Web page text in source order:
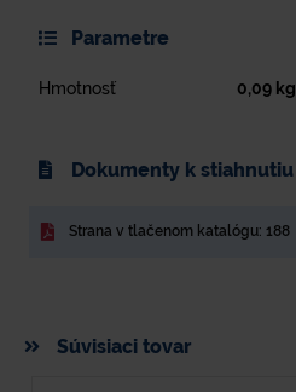
Parametre
Hmotnosť 0,09kg
Dokumenty k stiahnutiu
Strana v tlačenom katalógu: 188
Súvisiaci tovar